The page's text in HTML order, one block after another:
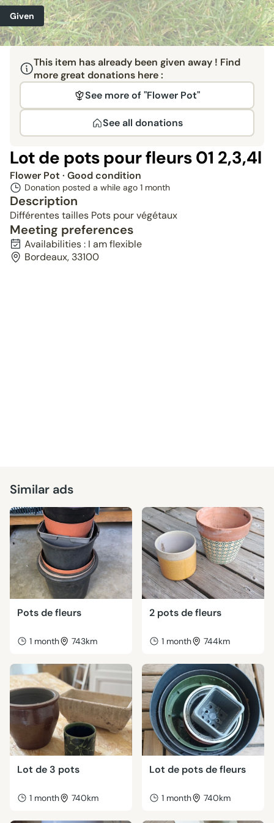
Given
This item has already been given away ! Find
more great donations here :
See more of "Flower Pot"
See all donations
Lot de pots pour fleurs 01 2,3,4l
Flower Pot · Good condition
Donation posted a while ago 1 month
Description
Différentes tailles Pots pour végétaux
Meeting preferences
Availabilities : I am flexible
Bordeaux, 33100
Similar ads
Pots de fleurs
1 month 743km
2 pots de fleurs
1 month 744km
Lot de 3 pots
1 month 740km
Lot de pots de fleurs
1 month 740km